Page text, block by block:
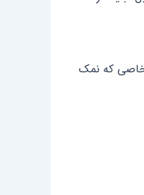
خاصی که نمک